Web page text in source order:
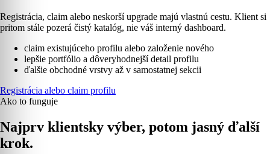
Registrácia, claim alebo neskorší upgrade majú vlastnú cestu. Klient si
pritom stále pozerá čistý katalóg, nie váš interný dashboard.
claim existujúceho profilu alebo založenie nového
lepšie portfólio a dôveryhodnejší detail profilu
ďalšie obchodné vrstvy až v samostatnej sekcii
Registrácia alebo claim profilu
Ako to funguje
Najprv klientsky výber, potom jasný ďalší
krok.